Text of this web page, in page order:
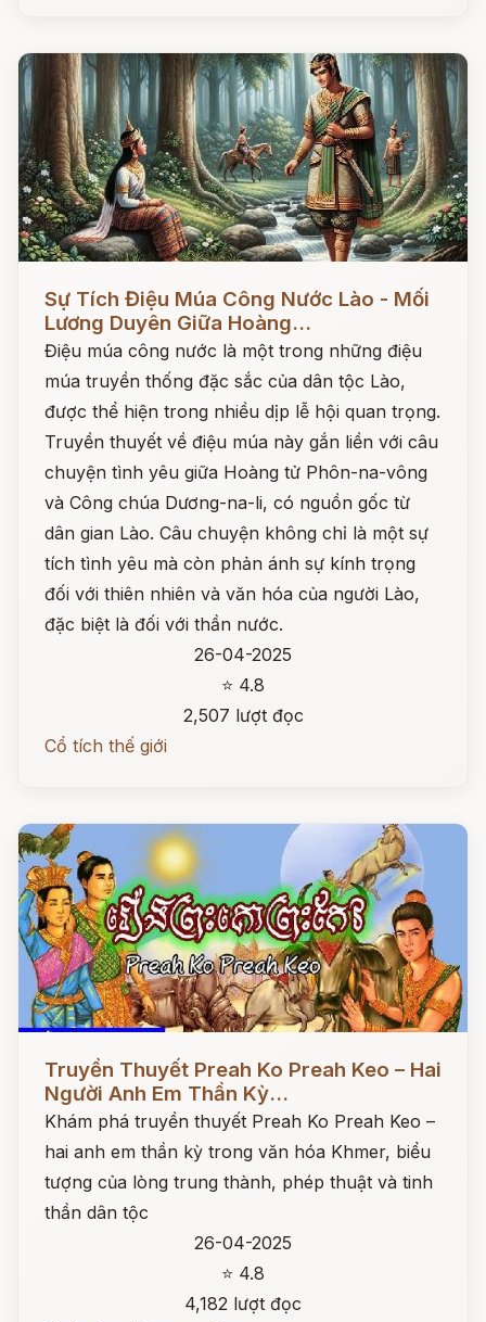
Sự Tích Điệu Múa Công Nước Lào - Mối
Lương Duyên Giữa Hoàng...
Điệu múa công nước là một trong những điệu
múa truyền thống đặc sắc của dân tộc Lào,
được thể hiện trong nhiều dịp lễ hội quan trọng.
Truyền thuyết về điệu múa này gắn liền với câu
chuyện tình yêu giữa Hoàng tử Phôn-na-vông
và Công chúa Dương-na-li, có nguồn gốc từ
dân gian Lào. Câu chuyện không chỉ là một sự
tích tình yêu mà còn phản ánh sự kính trọng
đối với thiên nhiên và văn hóa của người Lào,
đặc biệt là đối với thần nước.
26-04-2025
⭐ 4.8
2,507 lượt đọc
Cổ tích thế giới
Đọc ngay
Truyền Thuyết Preah Ko Preah Keo – Hai
Người Anh Em Thần Kỳ...
Khám phá truyền thuyết Preah Ko Preah Keo –
hai anh em thần kỳ trong văn hóa Khmer, biểu
tượng của lòng trung thành, phép thuật và tinh
thần dân tộc
26-04-2025
⭐ 4.8
4,182 lượt đọc